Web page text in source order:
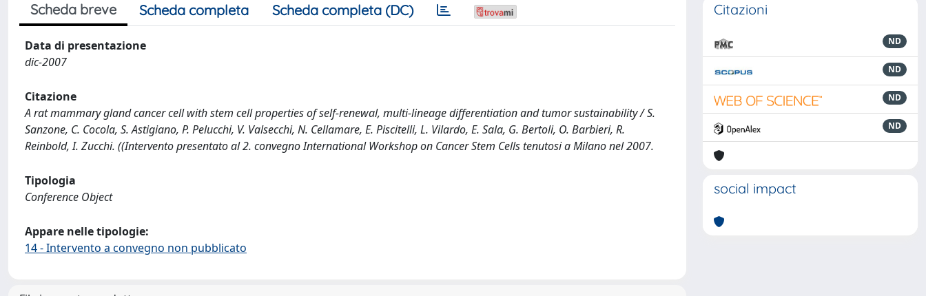
Scheda breve Scheda completa Scheda completa (DC)
Data di presentazione
dic-2007
Citazione
A rat mammary gland cancer cell with stem cell properties of self-renewal, multi-lineage differentiation and tumor sustainability / S.
Sanzone, C. Cocola, S. Astigiano, P. Pelucchi, V. Valsecchi, N. Cellamare, E. Piscitelli, L. Vilardo, E. Sala, G. Bertoli, O. Barbieri, R.
Reinbold, I. Zucchi. ((Intervento presentato al 2. convegno International Workshop on Cancer Stem Cells tenutosi a Milano nel 2007.
Tipologia
Conference Object
Appare nelle tipologie:
14 - Intervento a convegno non pubblicato
Citazioni
ND
ND
ND
ND
social impact